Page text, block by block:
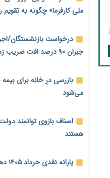
می‌شود
رئیس سازمان امور
مالیات هستند
کاهش می‌یابد
میلیارد دلاری
اختیارات جدید گمرکات
ملی کارفرما» چگونه به
درخواست بازنشستگان/
جبران ۹۰ درصد افت ضریب زمان برقراری
بازرسی درِ خانه برای
می‌شود
اصناف بازوی توانمند
هستند
یارانه نقدی خرداد ۱۴۰۵ دهک‌های چهارم تا نهم واریز شد